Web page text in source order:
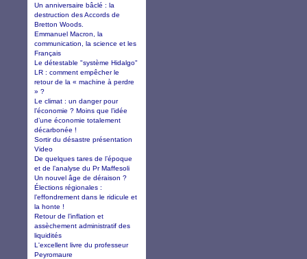
Un anniversaire bâclé : la
destruction des Accords de
Bretton Woods.
Emmanuel Macron, la
communication, la science et les
Français
Le détestable "système Hidalgo"
LR : comment empêcher le
retour de la « machine à perdre
» ?
Le climat : un danger pour
l’économie ? Moins que l’idée
d’une économie totalement
décarbonée !
Sortir du désastre présentation
Video
De quelques tares de l’époque
et de l’analyse du Pr Maffesoli
Un nouvel âge de déraison ?
Élections régionales :
l’effondrement dans le ridicule et
la honte !
Retour de l’inflation et
assèchement administratif des
liquidités
L'excellent livre du professeur
Peyromaure